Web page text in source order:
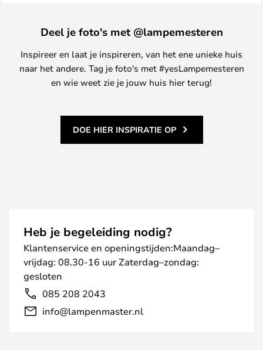
Deel je foto's met @lampemesteren
Inspireer en laat je inspireren, van het ene unieke huis
naar het andere. Tag je foto's met #yesLampemesteren
en wie weet zie je jouw huis hier terug!
DOE HIER INSPIRATIE OP
Heb je begeleiding nodig?
Klantenservice en openingstijden:Maandag–
vrijdag: 08.30-16 uur Zaterdag–zondag:
gesloten
085 208 2043
info@lampenmaster.nl